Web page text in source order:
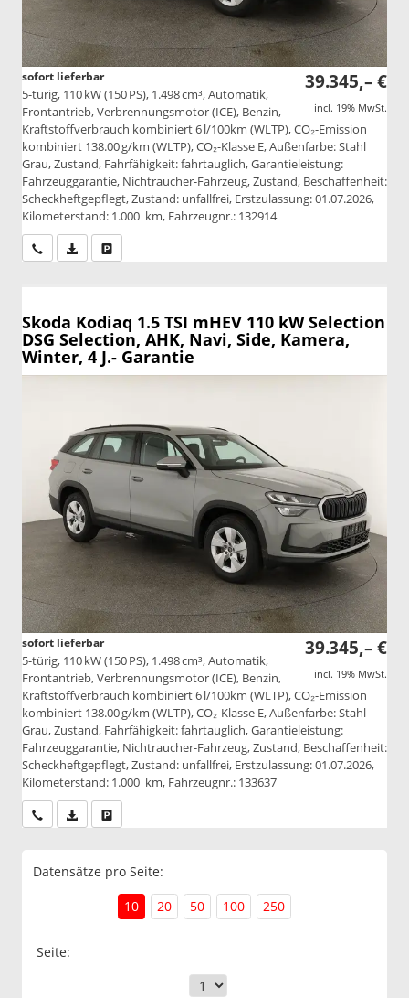
39.345,– €
incl. 19% MwSt.
sofort lieferbar
5-türig, 110 kW (150 PS), 1.498 cm³, Automatik,
Frontantrieb, Verbrennungsmotor (ICE), Benzin,
Kraftstoffverbrauch kombiniert 6 l/100km (WLTP), CO₂-Emission
kombiniert 138.00 g/km (WLTP), CO₂-Klasse E, Außenfarbe: Stahl
Grau, Zustand, Fahrfähigkeit: fahrtauglich, Garantieleistung:
Fahrzeuggarantie, Nichtraucher-Fahrzeug, Zustand, Beschaffenheit:
Scheckheftgepflegt, Zustand: unfallfrei, Erstzulassung: 01.07.2026,
Kilometerstand: 1.000 km, Fahrzeugnr.: 132914
Wir rufen Sie anPDF-Datei, Fahrzeugexposé drucken
Skoda Kodiaq 1.5 TSI mHEV 110 kW Selection
DSG Selection, AHK, Navi, Side, Kamera,
Winter, 4 J.- Garantie
39.345,– €
incl. 19% MwSt.
sofort lieferbar
5-türig, 110 kW (150 PS), 1.498 cm³, Automatik,
Frontantrieb, Verbrennungsmotor (ICE), Benzin,
Kraftstoffverbrauch kombiniert 6 l/100km (WLTP), CO₂-Emission
kombiniert 138.00 g/km (WLTP), CO₂-Klasse E, Außenfarbe: Stahl
Grau, Zustand, Fahrfähigkeit: fahrtauglich, Garantieleistung:
Fahrzeuggarantie, Nichtraucher-Fahrzeug, Zustand, Beschaffenheit:
Scheckheftgepflegt, Zustand: unfallfrei, Erstzulassung: 01.07.2026,
Kilometerstand: 1.000 km, Fahrzeugnr.: 133637
Wir rufen Sie anPDF-Datei, Fahrzeugexposé drucken
Datensätze pro Seite:
10
20 50 100 250
Seite: